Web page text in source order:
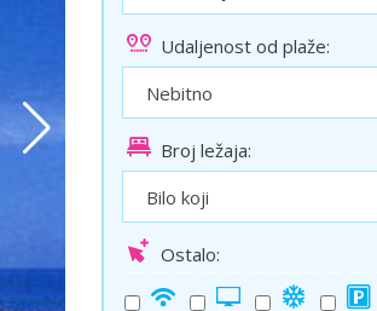
Solun polazak iz Niša
Temišvar polazak iz Niša
Udaljenost od plaže:
Broj ležaja:
Ostalo: